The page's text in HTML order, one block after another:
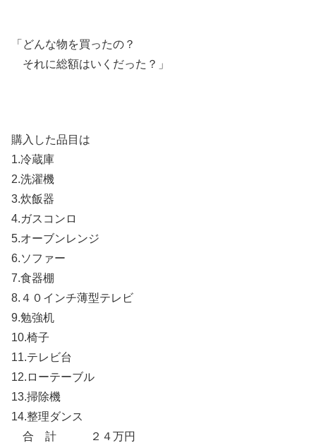
「どんな物を買ったの？
それに総額はいくだった？」
購入した品目は
1.冷蔵庫
2.洗濯機
3.炊飯器
4.ガスコンロ
5.オーブンレンジ
6.ソファー
7.食器棚
8.４０インチ薄型テレビ
9.勉強机
10.椅子
11.テレビ台
12.ローテーブル
13.掃除機
14.整理ダンス
合 計 ２４万円